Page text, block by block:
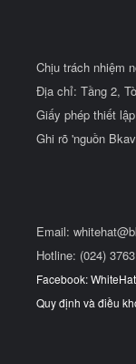
Chịu trách nhiệm
Địa chỉ: Tầng 2,
Giấy phép thiết
Ghi rõ 'nguồn
Email:
Hotline: (024)
Facebook: WhiteHat
Quy định và điều